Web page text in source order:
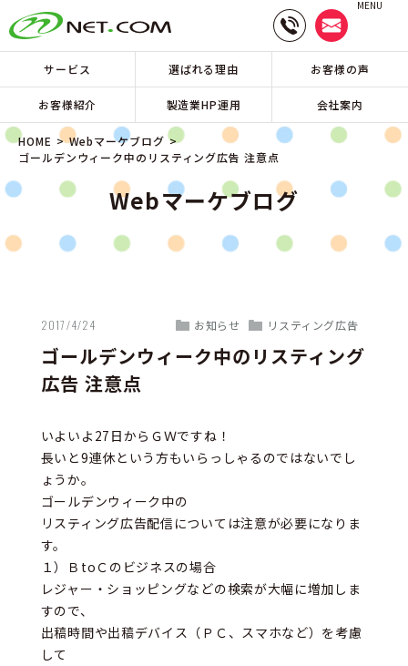
MENU
サービス 選ばれる理由 お客様の声
お客様紹介 製造業HP運用 会社案内
HOME
Webマーケブログ
ゴールデンウィーク中のリスティング広告 注意点
Webマーケブログ
2017/4/24 お知らせ リスティング広告
ゴールデンウィーク中のリスティング
広告 注意点
いよいよ27日からＧＷですね！
長いと9連休という方もいらっしゃるのではないでし
ょうか。
ゴールデンウィーク中の
リスティング広告配信については注意が必要になりま
す。
１）ＢtoＣのビジネスの場合
レジャー・ショッピングなどの検索が大幅に増加しま
すので、
出稿時間や出稿デバイス（ＰＣ、スマホなど）を考慮
して